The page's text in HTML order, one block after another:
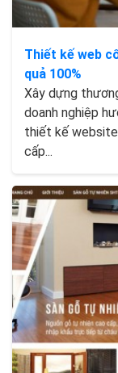
Thiết kế web
quả 100%
Xây dựng
doanh nghiệp
thiết kế website
cấp...